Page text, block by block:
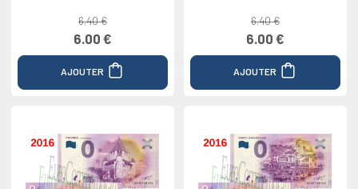
6.40 €
6.00 €
AJOUTER
6.40 €
6.00 €
AJOUTER